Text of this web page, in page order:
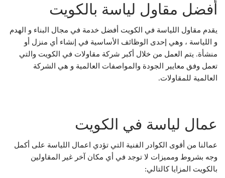
أفضل مقاول لياسة بالكويت
يقدم مقاول اللياسة في الكويت أفضل خدمة في مجال البناء و الهدم
و اللياسة ، وهي إحدى الوظائف الأساسية في إنشاء أي منزل أو
منشأة. يتم العمل من خلال أكبر شركة مقاولات في الكويت والتي
تعمل وفق معايير الجودة والمواصفات العالمية و هي الشركة
العالمية للمقاولات.
عمال لياسة في الكويت
عمالنا من أقوى الكوادر الفنية التي تؤدي اعمال اللياسة على أكمل
وجه بشروط ومميزات لا توجد في أي مكان آخر غير المقاولين
بالكويت المزايا كالتالي: